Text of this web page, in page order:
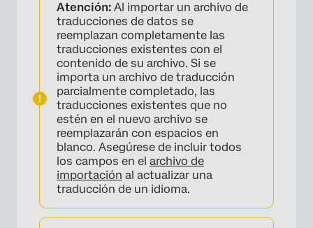
Atención: Al importar un archivo de
traducciones de datos se
reemplazan completamente las
traducciones existentes con el
contenido de su archivo. Si se
importa un archivo de traducción
parcialmente completado, las
traducciones existentes que no
estén en el nuevo archivo se
reemplazarán con espacios en
blanco. Asegúrese de incluir todos
los campos en el archivo de
importación al actualizar una
traducción de un idioma.